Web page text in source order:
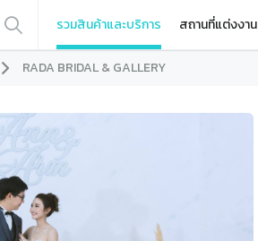
รวมสินค้าและบริการ สถานที่แต่งงาน
RADA BRIDAL & GALLERY